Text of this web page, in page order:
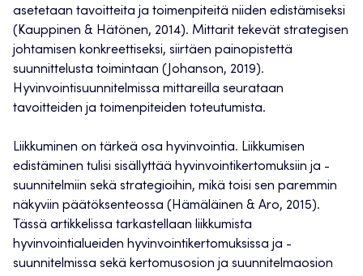
asetetaan tavoitteita ja toimenpiteitä niiden edistämiseksi
(Kauppinen & Hätönen, 2014). Mittarit tekevät strategisen
johtamisen konkreettiseksi, siirtäen painopistettä
suunnittelusta toimintaan (Johanson, 2019).
Hyvinvointisuunnitelmissa mittareilla seurataan
tavoitteiden ja toimenpiteiden toteutumista.
Liikkuminen on tärkeä osa hyvinvointia. Liikkumisen
edistäminen tulisi sisällyttää hyvinvointikertomuksiin ja -
suunnitelmiin sekä strategioihin, mikä toisi sen paremmin
näkyviin päätöksenteossa (Hämäläinen & Aro, 2015).
Tässä artikkelissa tarkastellaan liikkumista
hyvinvointialueiden hyvinvointikertomuksissa ja -
suunnitelmissa sekä kertomusosion ja suunnitelmaosion